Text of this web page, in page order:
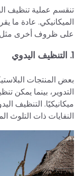
تنقسم عملية تنظيف
الميكانيكي. عادة ما
على ظروف أخرى مثل
1. التنظيف اليدوي
بعض المنتجات
التدوير، بينما يمكن
ميكانيكيًا. التنظيف
النفايات ذات التلوث